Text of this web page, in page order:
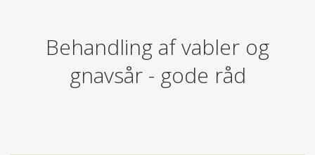
Behandling af vabler og
gnavsår - gode råd